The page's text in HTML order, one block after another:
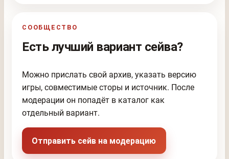
СООБЩЕСТВО
Есть лучший вариант сейва?
Можно прислать свой архив, указать версию
игры, совместимые сторы и источник. После
модерации он попадёт в каталог как
отдельный вариант.
Отправить сейв на модерацию